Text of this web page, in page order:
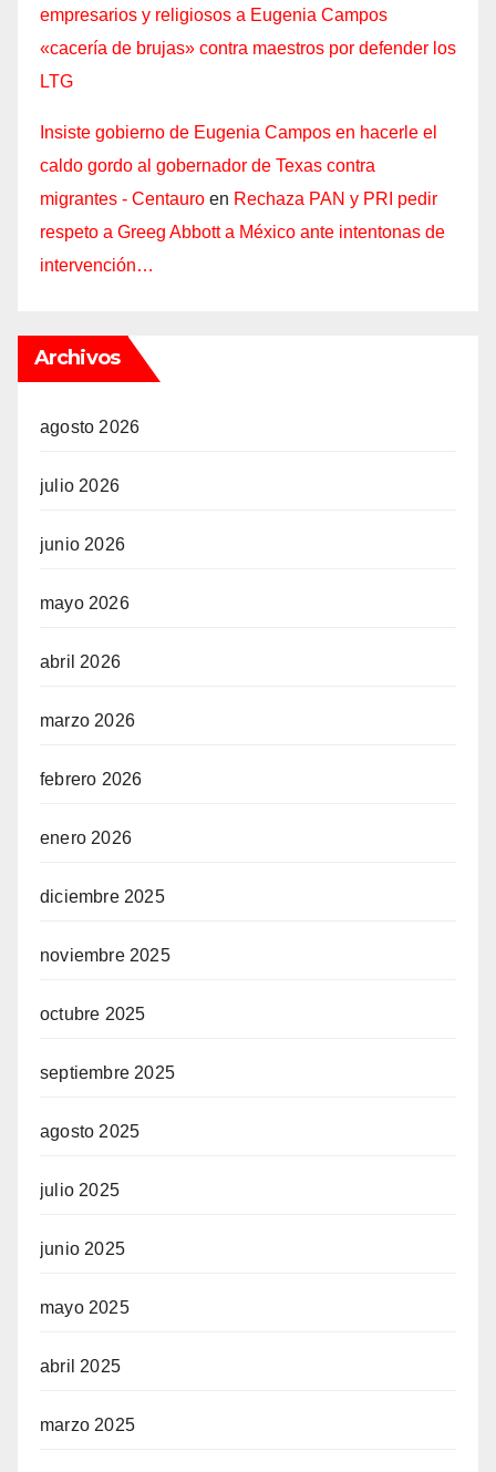
empresarios y religiosos a Eugenia Campos
«cacería de brujas» contra maestros por defender los
LTG
Insiste gobierno de Eugenia Campos en hacerle el
caldo gordo al gobernador de Texas contra
migrantes - Centauro en Rechaza PAN y PRI pedir
respeto a Greeg Abbott a México ante intentonas de
intervención…
Archivos
agosto 2026
julio 2026
junio 2026
mayo 2026
abril 2026
marzo 2026
febrero 2026
enero 2026
diciembre 2025
noviembre 2025
octubre 2025
septiembre 2025
agosto 2025
julio 2025
junio 2025
mayo 2025
abril 2025
marzo 2025